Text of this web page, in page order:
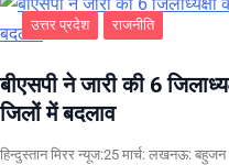
उत्तर प्रदेश राजनीति
बीएसपी ने जारी की 6
जिलों में बदलाव
हिन्दुस्तान मिरर न्यूज:25 मार्च: लखनऊ: